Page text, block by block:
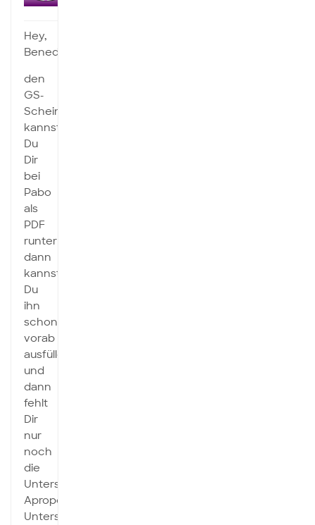
Hey,
Benedikt,
den
GS-
Schein
kannst
Du
Dir
bei
Pabo
als
PDF
runterladen,
dann
kannst
Du
ihn
schon
vorab
ausfüllen
und
dann
fehlt
Dir
nur
noch
die
Unterschrift….
Apropos
Unterschrift,